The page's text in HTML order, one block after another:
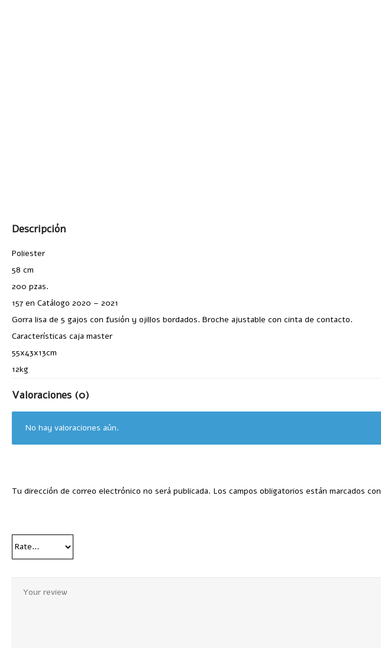
Descripción
Poliester
58 cm
200 pzas.
157 en Catálogo 2020 – 2021
Gorra lisa de 5 gajos con fusión y ojillos bordados. Broche ajustable con cinta de contacto.
Características caja master
55x43x13cm
12kg
Valoraciones (0)
No hay valoraciones aún.
Tu dirección de correo electrónico no será publicada. Los campos obligatorios están marcados con